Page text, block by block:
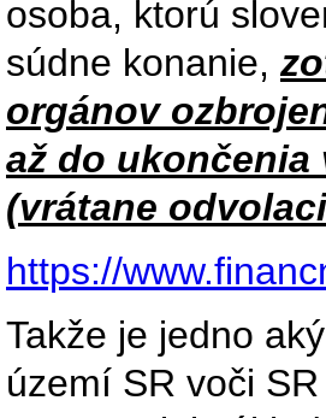
osoba, ktorú
súdne konanie,
orgánov
až do
(vrátane
https://
Takže je jedno
území SR voči